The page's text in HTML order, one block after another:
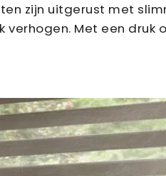
zijn uitgerust met
Met een druk